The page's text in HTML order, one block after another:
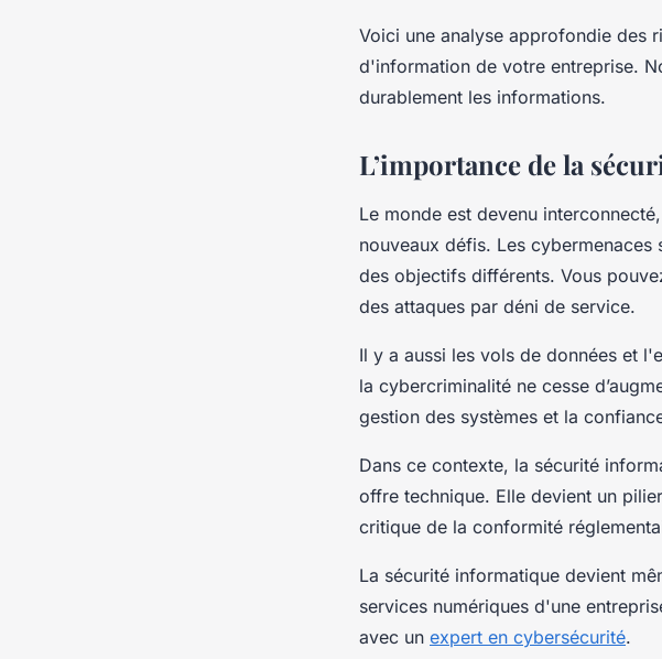
Voici une analyse approfondie des
d'information de votre entreprise.
durablement les informations.
L’importance de la
Le monde est devenu
nouveaux défis. Les
des objectifs différents. Vous
des attaques par déni de service.
Il y a aussi les vols de données et
la cybercriminalité ne cesse
gestion des systèmes et la
Dans ce contexte, la sécurité
offre technique. Elle devient un
critique de la conformité
La sécurité informatique devient
services numériques d'une
avec un expert en cybersécurité.